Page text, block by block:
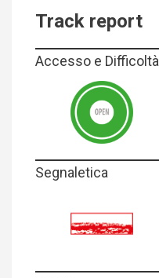
Track report
Accesso e Difficoltà
Segnaletica